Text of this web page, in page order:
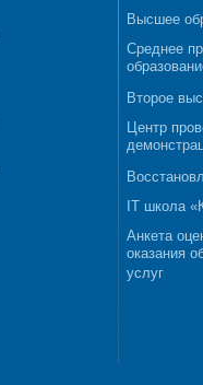
Высшее
Среднее
Второе
Центр
IT школа
Анкета
оказания
услуг